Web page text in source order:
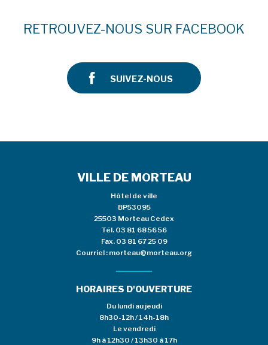
RETROUVEZ-NOUS SUR FACEBOOK
SUIVEZ-NOUS
VILLE DE MORTEAU
Hôtel de ville
BP53095
25503 Morteau Cedex
Tél. 03 81 68 56 56
Fax. 03 81 67 25 09
Courriel : morteau@morteau.org
HORAIRES D'OUVERTURE
Du lundi au jeudi
8h30-12h / 14h-18h
Le vendredi
9h à 12h30 / 13h30 à 17h